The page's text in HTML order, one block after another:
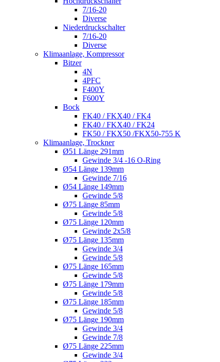
7/16-20
Diverse
Niederdruckschalter
7/16-20
Diverse
Klimaanlage, Kompressor
Bitzer
4N
4PFC
F400Y
F600Y
Bock
FK40 / FKX40 / FK4
FK40 / FKX40 / FK24
FK50 / FKX50 /FKX50-755 K
Klimaanlage, Trockner
Ø51 Länge 291mm
Gewinde 3/4 -16 O-Ring
Ø54 Länge 139mm
Gewinde 7/16
Ø54 Länge 149mm
Gewinde 5/8
Ø75 Länge 85mm
Gewinde 5/8
Ø75 Länge 120mm
Gewinde 2x5/8
Ø75 Länge 135mm
Gewinde 3/4
Gewinde 5/8
Ø75 Länge 165mm
Gewinde 5/8
Ø75 Länge 179mm
Gewinde 5/8
Ø75 Länge 185mm
Gewinde 5/8
Ø75 Länge 190mm
Gewinde 3/4
Gewinde 7/8
Ø75 Länge 225mm
Gewinde 3/4